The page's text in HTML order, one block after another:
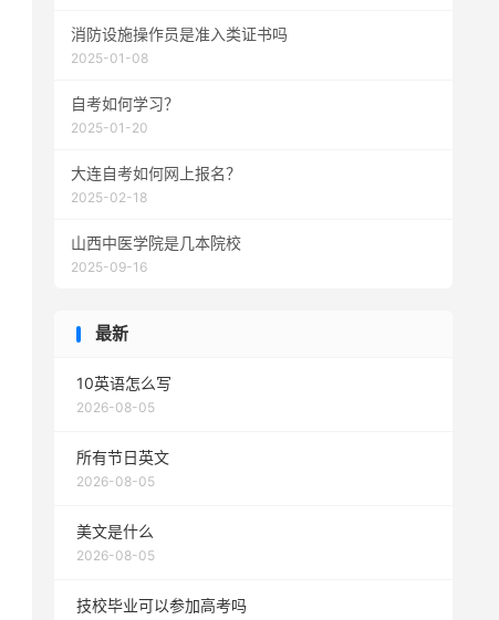
消防设施操作员是准入类证书吗
2025-01-08
自考如何学习？
2025-01-20
大连自考如何网上报名？
2025-02-18
山西中医学院是几本院校
2025-09-16
最新
10英语怎么写
2026-08-05
所有节日英文
2026-08-05
美文是什么
2026-08-05
技校毕业可以参加高考吗